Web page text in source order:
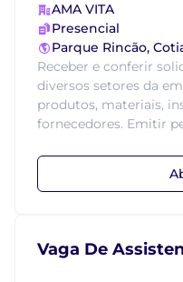
AMA VITA
Presencial
Parque Rincão,
Receber e conferir
diversos setores da
produtos, materiais,
fornecedores. Emitir
Vaga De